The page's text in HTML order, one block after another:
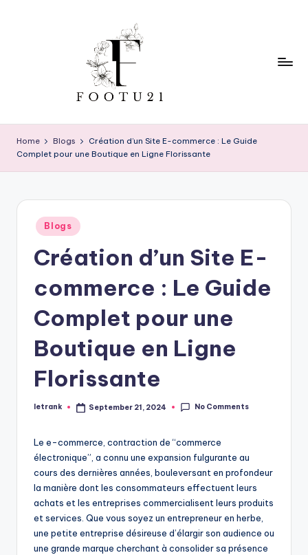
o
o
Home Blogs
Création d’un Site E-commerce : Le Guide
Complet pour une Boutique en Ligne Florissante
Posted
in
Blogs
Création d’un Site E-
commerce : Le Guide
Complet pour une
Boutique en Ligne
Florissante
Posted
letrank September 21, 2024 No Comments
Le e-commerce, contraction de “commerce
électronique”, a connu une expansion fulgurante au
cours des dernières années, bouleversant en profondeur
la manière dont les consommateurs effectuent leurs
achats et les entreprises commercialisent leurs produits
et services. Que vous soyez un entrepreneur en herbe,
une petite entreprise désireuse d’élargir son audience ou
une grande marque cherchant à consolider sa présence